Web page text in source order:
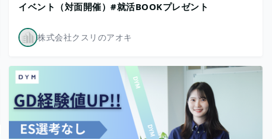
イベント（対面開催）#就活BOOKプレゼント
株式会社クスリのアオキ